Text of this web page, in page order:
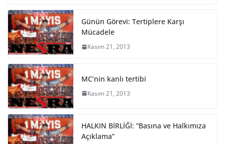
Günün Görevi: Tertiplere Karşı
Mücadele
Kasım 21, 2013
MC’nin kanlı tertibi
Kasım 21, 2013
HALKIN BİRLİĞİ: “Basına ve Halkımıza
Açıklama”